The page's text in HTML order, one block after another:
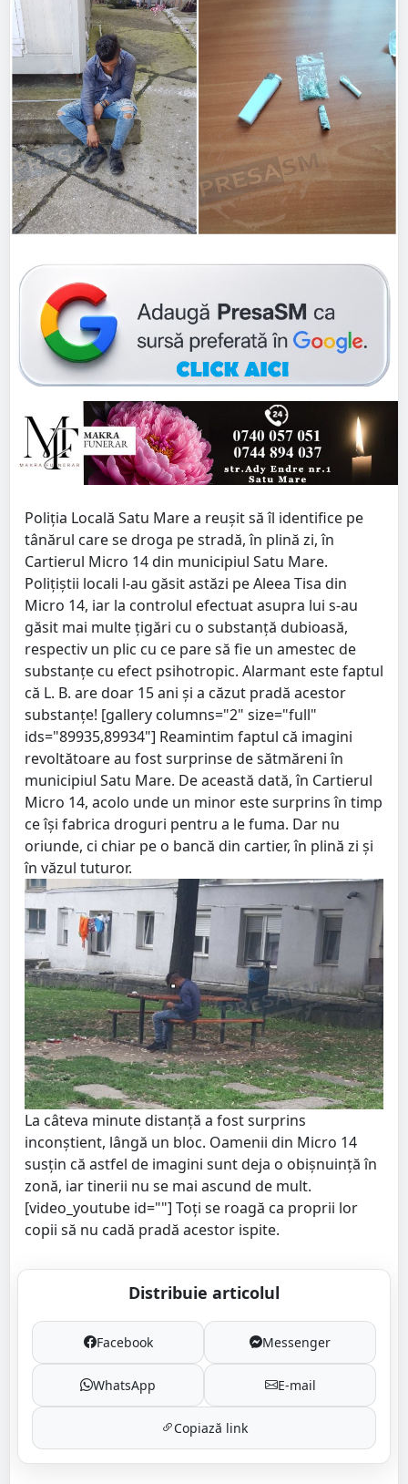
Poliția Locală Satu Mare a reușit să îl identifice pe
tânărul care se droga pe stradă, în plină zi, în
Cartierul Micro 14 din municipiul Satu Mare.
Polițiștii locali l-au găsit astăzi pe Aleea Tisa din
Micro 14, iar la controlul efectuat asupra lui s-au
găsit mai multe țigări cu o substanță dubioasă,
respectiv un plic cu ce pare să fie un amestec de
substanțe cu efect psihotropic. Alarmant este faptul
că L. B. are doar 15 ani și a căzut pradă acestor
substanțe! [gallery columns="2" size="full"
ids="89935,89934"] Reamintim faptul că imagini
revoltătoare au fost surprinse de sătmăreni în
municipiul Satu Mare. De această dată, în Cartierul
Micro 14, acolo unde un minor este surprins în timp
ce își fabrica droguri pentru a le fuma. Dar nu
oriunde, ci chiar pe o bancă din cartier, în plină zi și
în văzul tuturor.
La câteva minute distanță a fost surprins
inconștient, lângă un bloc. Oamenii din Micro 14
susțin că astfel de imagini sunt deja o obișnuință în
zonă, iar tinerii nu se mai ascund de mult.
[video_youtube id=""] Toți se roagă ca proprii lor
copii să nu cadă pradă acestor ispite.
Distribuie articolul
Facebook Messenger
WhatsApp E-mail
Copiază link